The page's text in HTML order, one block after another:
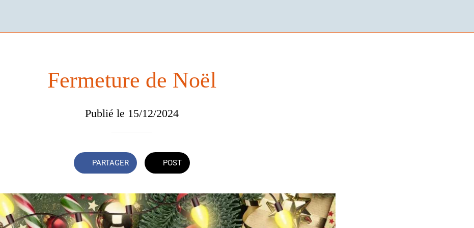
Fermeture de Noël
Publié le 15/12/2024
PARTAGER POST